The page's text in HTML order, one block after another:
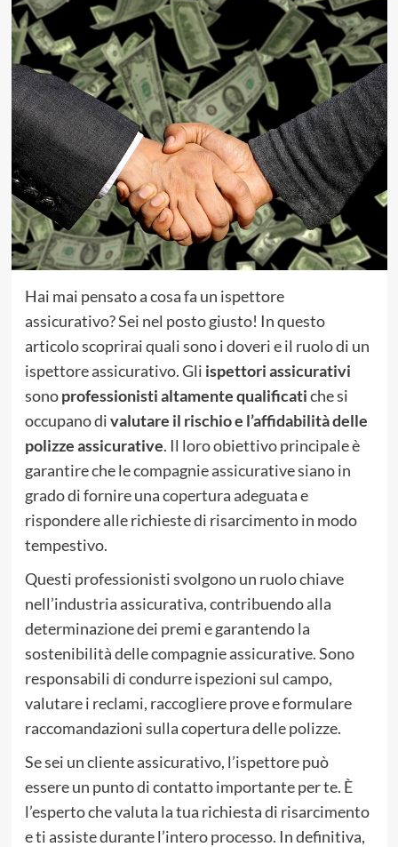
Hai mai pensato a cosa fa un ispettore
assicurativo? Sei nel posto giusto! In questo
articolo scoprirai quali sono i doveri e il ruolo di un
ispettore assicurativo. Gli ispettori assicurativi
sonoprofessionisti altamente qualificatiche si
occupano divalutare il rischio e l’affidabilità delle
polizze assicurative. Il loro obiettivo principale è
garantire che le compagnie assicurative siano in
grado di fornire una copertura adeguata e
rispondere alle richieste di risarcimento in modo
tempestivo.
Questi professionisti svolgono un ruolo chiave
nell’industria assicurativa, contribuendo alla
determinazione dei premi e garantendo la
sostenibilità delle compagnie assicurative. Sono
responsabili di condurre ispezioni sul campo,
valutare i reclami, raccogliere prove e formulare
raccomandazioni sulla copertura delle polizze.
Se sei un cliente assicurativo, l’ispettore può
essere un punto di contatto importante per te. È
l’esperto che valuta la tua richiesta di risarcimento
e ti assiste durante l’intero processo. In definitiva,